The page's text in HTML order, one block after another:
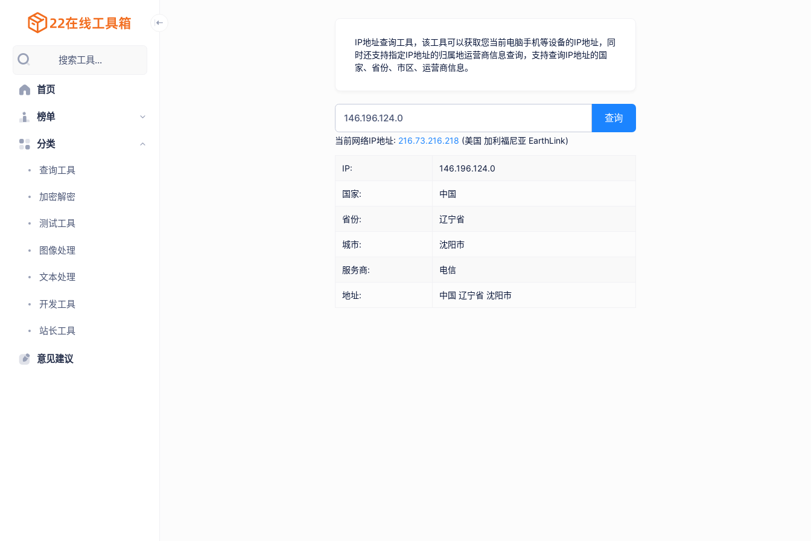
搜索工具...
首页
榜单
分类
查询工具
加密解密
测试工具
图像处理
文本处理
开发工具
站长工具
意见建议
IP地址查询工具，该工具可以获取您当前电脑手机等设备的IP地址，同
时还支持指定IP地址的归属地运营商信息查询，支持查询IP地址的国
家、省份、市区、运营商信息。
查询
当前网络IP地址: 216.73.216.218 (美国 加利福尼亚 EarthLink)
IP: 146.196.124.0
国家: 中国
省份: 辽宁省
城市: 沈阳市
服务商: 电信
地址: 中国 辽宁省 沈阳市